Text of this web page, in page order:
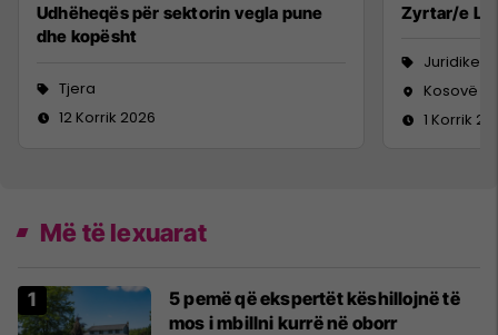
Udhëheqës për sektorin vegla pune
dhe kopësht
Tjera
12 Korrik 2026
Zyrtar/e
Juridike
Kosovë
1 Korrik
Më të lexuarat
5 pemë që ekspertët këshillojnë të
mos i mbillni kurrë në oborr